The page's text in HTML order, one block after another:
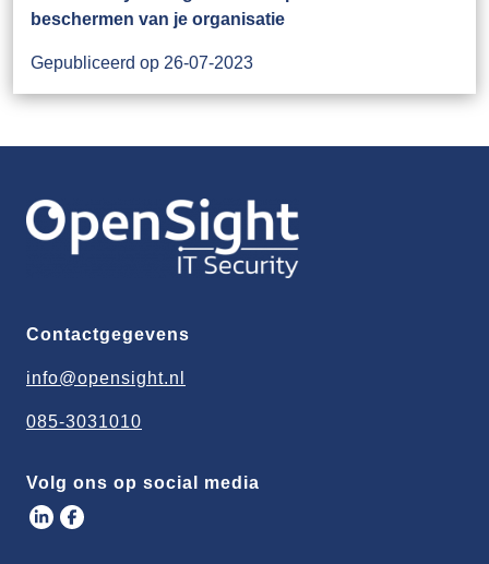
beschermen van je organisatie
Gepubliceerd op 26-07-2023
Contactgegevens
info@opensight.nl
085-3031010
Volg ons op social media